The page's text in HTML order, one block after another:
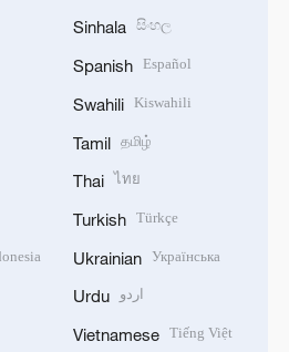
Sinhala සිංහල
Spanish Español
Swahili Kiswahili
Tamil தமிழ்
Thai ไทย
Turkish Türkçe
Ukrainian Українська
Urdu اردو
Vietnamese Tiếng Việt